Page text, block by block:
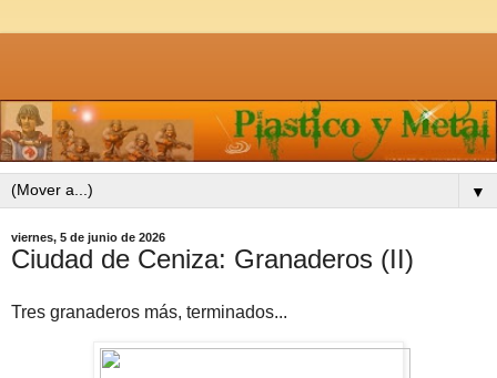
▼
viernes, 5 de junio de 2026
Ciudad de Ceniza: Granaderos (II)
Tres granaderos más, terminados...